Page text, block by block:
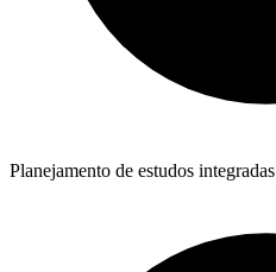
Planejamento de estudos integradas